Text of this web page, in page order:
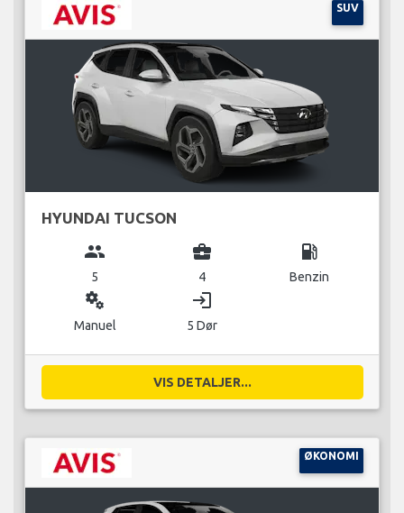
SUV
HYUNDAI TUCSON
group
5
business_center
4
local_gas_station
Benzin
miscellaneous_services
Manuel
login
5 Dør
VIS DETALJER...
ØKONOMI